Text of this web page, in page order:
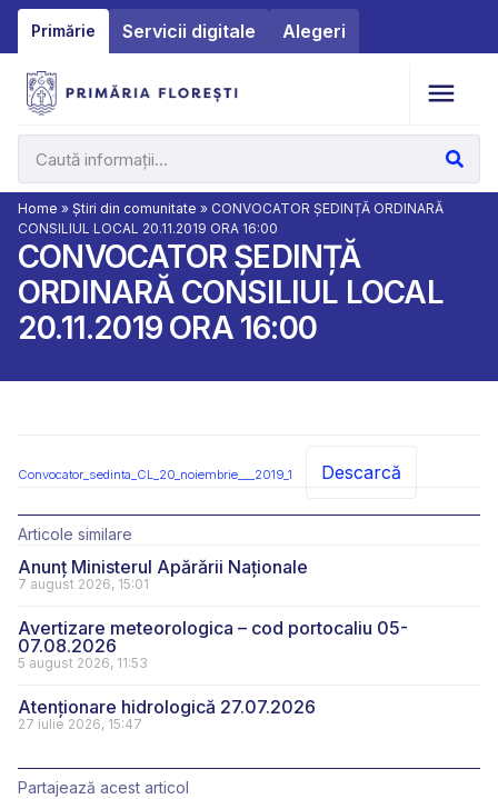
Primărie Servicii digitale Alegeri
Home » Știri din comunitate » CONVOCATOR ȘEDINȚĂ ORDINARĂ
CONSILIUL LOCAL 20.11.2019 ORA 16:00
CONVOCATOR ȘEDINȚĂ
ORDINARĂ CONSILIUL LOCAL
20.11.2019 ORA 16:00
Convocator_sedinta_CL_20_noiembrie___2019_1 Descarcă
Articole similare
Anunț Ministerul Apărării Naționale
7 august 2026, 15:01
Avertizare meteorologica – cod portocaliu 05-
07.08.2026
5 august 2026, 11:53
Atenționare hidrologică 27.07.2026
27 iulie 2026, 15:47
Partajează acest articol